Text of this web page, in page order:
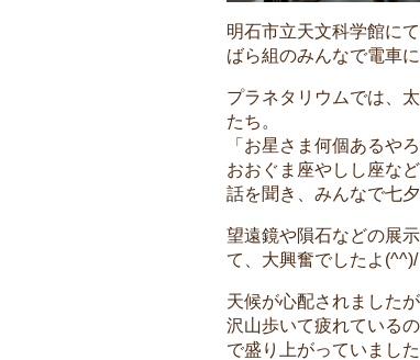
明石市立天文科学館に
ばら組のみんなで電車
プラネタリウムでは、
たち。
「お星さま何個あるや
おおぐま座やしし座な
話を聞き、みんなで七
望遠鏡や隕石などの展
て、大興奮でしたよ(^^)/
天候が心配されました
沢山歩いて疲れている
で盛り上がっていました